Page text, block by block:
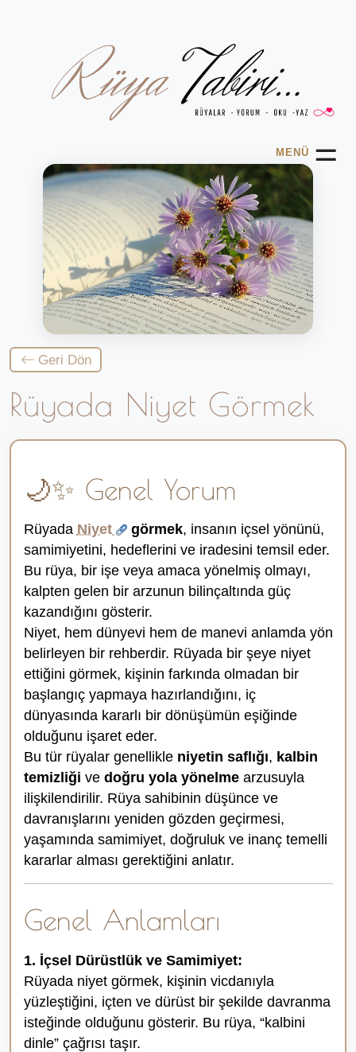
MENÜ ☰
Geri Dön
Rüyada Niyet Görmek
🌙✨ Genel Yorum
Rüyada Niyet görmek, insanın içsel yönünü,
samimiyetini, hedeflerini ve iradesini temsil eder.
Bu rüya, bir işe veya amaca yönelmiş olmayı,
kalpten gelen bir arzunun bilinçaltında güç
kazandığını gösterir.
Niyet, hem dünyevi hem de manevi anlamda yön
belirleyen bir rehberdir. Rüyada bir şeye niyet
ettiğini görmek, kişinin farkında olmadan bir
başlangıç yapmaya hazırlandığını, iç
dünyasında kararlı bir dönüşümün eşiğinde
olduğunu işaret eder.
Bu tür rüyalar genellikle niyetin saflığı, kalbin
temizliği ve doğru yola yönelmearzusuyla
ilişkilendirilir. Rüya sahibinin düşünce ve
davranışlarını yeniden gözden geçirmesi,
yaşamında samimiyet, doğruluk ve inanç temelli
kararlar alması gerektiğini anlatır.
Genel Anlamları
1. İçsel Dürüstlük ve Samimiyet:
Rüyada niyet görmek, kişinin vicdanıyla
yüzleştiğini, içten ve dürüst bir şekilde davranma
isteğinde olduğunu gösterir. Bu rüya, “kalbini
dinle” çağrısı taşır.